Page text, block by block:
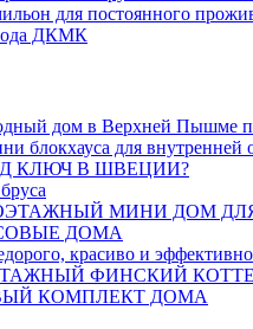
для постоянного
ДКМК
дом в Верхней Пышме
блокхауса для внутренней
КЛЮЧ В ШВЕЦИИ?
МИНИ ДОМ
ДОМА
красиво и
ФИНСКИЙ
КОМПЛЕКТ ДОМА